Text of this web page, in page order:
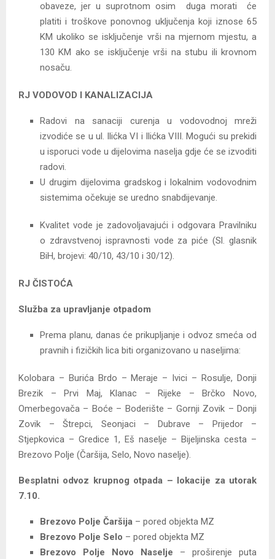
obaveze, jer u suprotnom osim duga morati će
platiti i troškove ponovnog uključenja koji iznose 65
KM ukoliko se isključenje vrši na mjernom mjestu, a
130 KM ako se isključenje vrši na stubu ili krovnom
nosaču.
RJ VODOVOD I KANALIZACIJA
Radovi na sanaciji curenja u vodovodnoj mreži
izvodiće se u ul. Ilićka VI i Ilićka VIII. Mogući su prekidi
u isporuci vode u dijelovima naselja gdje će se izvoditi
radovi.
U drugim dijelovima gradskog i lokalnim vodovodnim
sistemima očekuje se uredno snabdijevanje.
Kvalitet vode je zadovoljavajući i odgovara Pravilniku
o zdravstvenoj ispravnosti vode za piće (Sl. glasnik
BiH, brojevi: 40/10, 43/10 i 30/12).
RJ ČISTOĆA
Služba za upravljanje otpadom
Prema planu, danas će prikupljanje i odvoz smeća od
pravnih i fizičkih lica biti organizovano u naseljima:
Kolobara – Burića Brdo – Meraje – Ivici – Rosulje, Donji
Brezik – Prvi Maj, Klanac – Rijeke – Brčko Novo,
Omerbegovača – Boće – Boderište – Gornji Zovik – Donji
Zovik – Štrepci, Seonjaci – Dubrave – Prijedor –
Stjepkovica – Gredice 1, Eš naselje – Bijeljinska cesta –
Brezovo Polje (Čaršija, Selo, Novo naselje).
Besplatni odvoz krupnog otpada – lokacije za utorak
7.10.
Brezovo Polje Čaršija – pored objekta MZ
Brezovo Polje Selo – pored objekta MZ
Brezovo Polje Novo Naselje – proširenje puta